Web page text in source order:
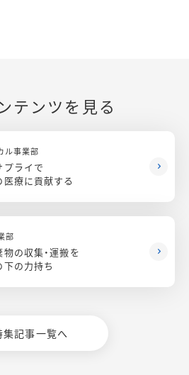
テンツを見る
ル事業部
プライで
医療に貢献する
部
の収集・運搬を
の力持ち
集記事一覧へ